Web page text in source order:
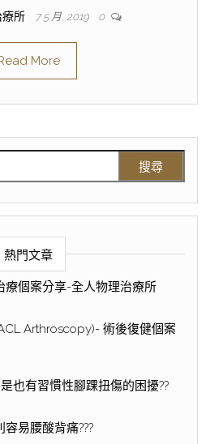
療所 7 5 月, 2019 0
More
熱門文章
療個案分享-全人物理治療所
Arthroscopy)- 術後復健個案
也有習慣性腳踝扭傷的困擾??
易腰酸背痛???